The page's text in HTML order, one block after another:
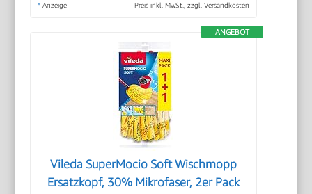
* Anzeige Preis inkl. MwSt., zzgl. Versandkosten
ANGEBOT
Vileda SuperMocio Soft Wischmopp
Ersatzkopf, 30% Mikrofaser, 2er Pack